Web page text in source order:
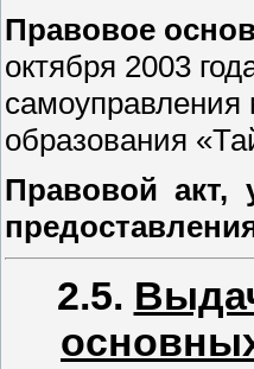
Правовое
октября 2003
самоуправления
образования
Правовой акт,
2.5.